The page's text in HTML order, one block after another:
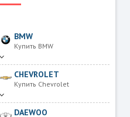
BMW
Купить BMW
CHEVROLET
Купить Chevrolet
DAEWOO